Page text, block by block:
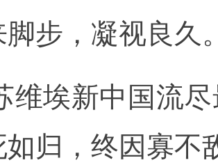
脚步，凝视良久
维埃新中国流
如归，终因寡不